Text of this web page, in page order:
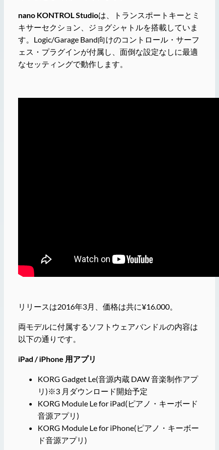
nano KONTROL Studioは、トランスポートキーとミ
キサーセクション、ジョグシャトルを搭載していま
す。Logic/Garage Band向けのコントロール・サーフ
ェス・プラグインが付属し、面倒な設定なしに最適
なセッティングで動作します。
リリースは2016年3月、価格は共に¥16.000。
両モデルに付属するソフトウェアバンドルの内容は
以下の通りです。
iPad / iPhone 用アプリ
KORG Gadget Le(音源内蔵 DAW 音楽制作アプ
リ)※3 月ダウンロード開始予定
KORG Module Le for iPad(ピアノ・キーボード
音源アプリ)
KORG Module Le for iPhone(ピアノ・キーボー
ド音源アプリ)